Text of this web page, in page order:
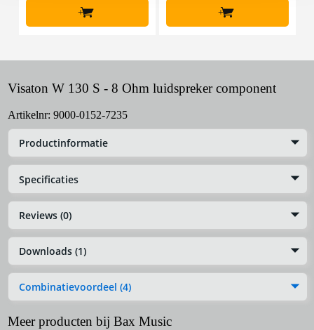
+ +
Visaton W 130 S - 8 Ohm luidspreker component
Artikelnr: 9000-0152-7235
Productinformatie
Specificaties
Reviews (0)
Downloads (1)
Combinatievoordeel (4)
Meer producten bij Bax Music